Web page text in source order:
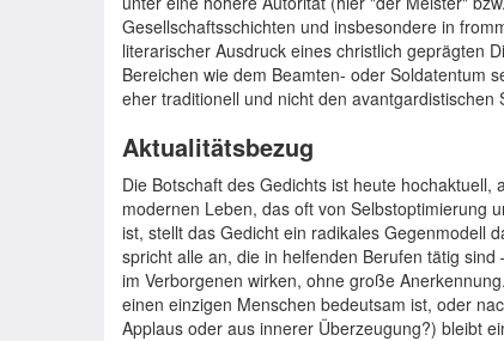
Gesellschaftsschichten und insbesondere in
literarischer Ausdruck eines christlich geprägten
Bereichen wie dem Beamten- oder Soldatentum
eher traditionell und nicht den
Aktualitätsbezug
Die Botschaft des Gedichts ist heute
modernen Leben, das oft von Selbstoptimierung
ist, stellt das Gedicht ein radikales Gegenmodell
spricht alle an, die in helfenden Berufen tätig
im Verborgenen wirken, ohne große
einen einzigen Menschen bedeutsam ist, oder
Applaus oder aus innerer Überzeugung?) bleibt